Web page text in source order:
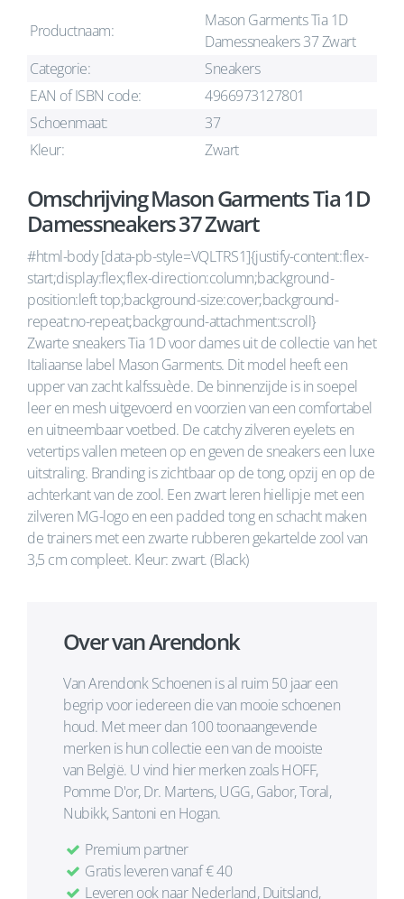
Productnaam:
Mason Garments Tia 1D
Damessneakers 37 Zwart
Categorie:
Sneakers
EAN of ISBN code:
4966973127801
Schoenmaat:
37
Kleur:
Zwart
Omschrijving Mason Garments Tia 1D
Damessneakers 37 Zwart
#html-body [data-pb-style=VQLTRS1]{justify-content:flex-
start;display:flex;flex-direction:column;background-
position:left top;background-size:cover;background-
repeat:no-repeat;background-attachment:scroll}
Zwarte sneakers Tia 1D voor dames uit de collectie van het
Italiaanse label Mason Garments. Dit model heeft een
upper van zacht kalfssuède. De binnenzijde is in soepel
leer en mesh uitgevoerd en voorzien van een comfortabel
en uitneembaar voetbed. De catchy zilveren eyelets en
vetertips vallen meteen op en geven de sneakers een luxe
uitstraling. Branding is zichtbaar op de tong, opzij en op de
achterkant van de zool. Een zwart leren hiellipje met een
zilveren MG-logo en een padded tong en schacht maken
de trainers met een zwarte rubberen gekartelde zool van
3,5 cm compleet. Kleur: zwart. (Black)
Over van Arendonk
Van Arendonk Schoenen is al ruim 50 jaar een
begrip voor iedereen die van mooie schoenen
houd. Met meer dan 100 toonaangevende
merken is hun collectie een van de mooiste
van België. U vind hier merken zoals HOFF,
Pomme D'or, Dr. Martens, UGG, Gabor, Toral,
Nubikk, Santoni en Hogan.
Premium partner
Gratis leveren vanaf € 40
Leveren ook naar Nederland, Duitsland,